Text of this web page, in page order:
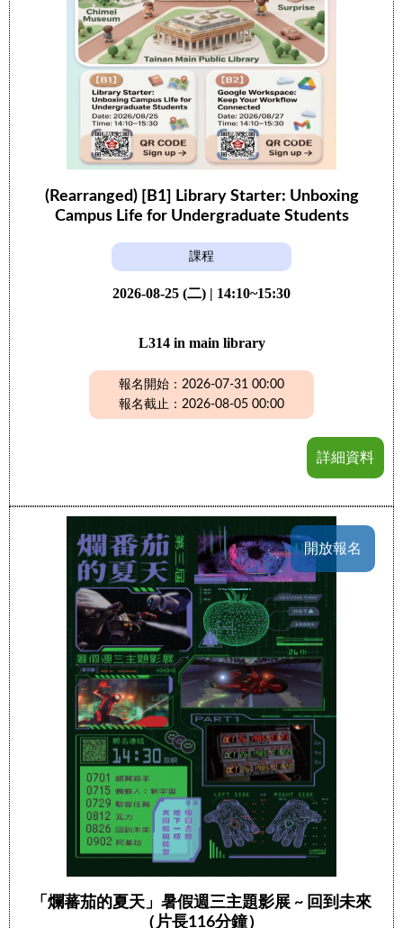
(Rearranged) [B1] Library Starter: Unboxing
Campus Life for Undergraduate Students
課程
2026-08-25 (二) | 14:10~15:30
L314 in main library
報名開始：2026-07-31 00:00
報名截止：2026-08-05 00:00
詳細資料
開放報名
「爛蕃茄的夏天」暑假週三主題影展 ~ 回到未來
（片長116分鐘）